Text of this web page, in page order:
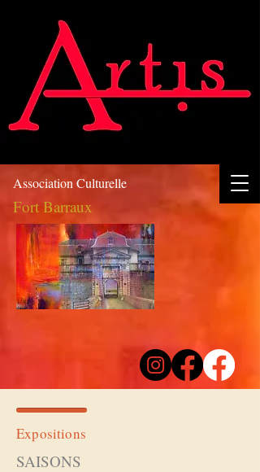
Association Culturelle
Fort Barraux
Expositions
SAISONS